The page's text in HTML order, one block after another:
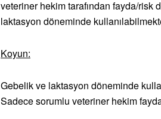
veteriner hekim tarafından fayda/risk
laktasyon döneminde
Koyun:
Gebelik ve laktasyon döneminde
Sadece sorumlu veteriner hekim